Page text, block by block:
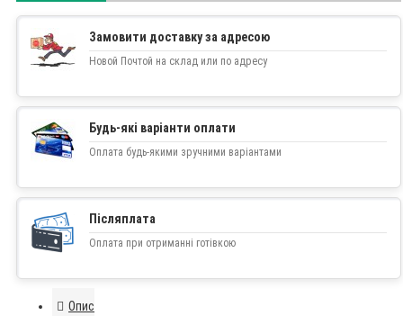
Замовити доставку за адресою
Новой Почтой на склад или по адресу
Будь-які варіанти оплати
Оплата будь-якими зручними варіантами
Післяплата
Оплата при отриманні готівкою
Опис